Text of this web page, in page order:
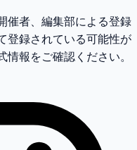
催者、編集部による登録
登録されている可能性が
報をご確認ください。